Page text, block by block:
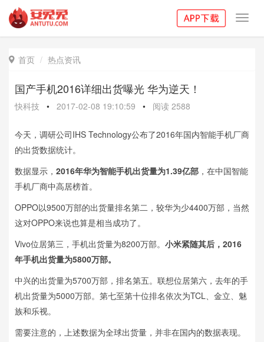
 首页 热点资讯
国产手机2016详细出货曝光 华为逆天！
快科技 • 2017-02-08 19:10:59 • 阅读 2588
今天，调研公司IHS Technology公布了2016年国内智能手机厂商
的出货数据统计。
数据显示， 2016年华为智能手机出货量为1.39亿部 ，在中国智能
手机厂商中高居榜首。
OPPO以9500万部的出货量排名第二，较华为少4400万部，当然
这对OPPO来说也算是相当成功了。
Vivo位居第三，手机出货量为8200万部。 小米紧随其后，2016
年手机出货量为5800万部。
中兴的出货量为5700万部，排名第五。联想位居第六，去年的手
机出货量为5000万部。第七至第十位排名依次为TCL、金立、魅
族和乐视。
需要注意的，上述数据为全球出货量，并非在国内的数据表现。